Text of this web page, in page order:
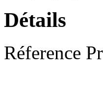
Détails
Réference